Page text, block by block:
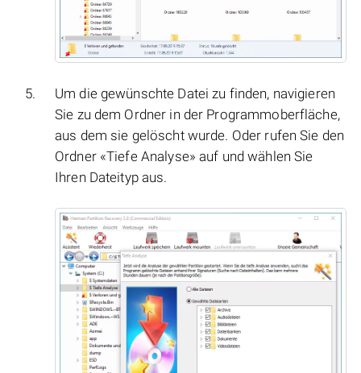
Um die gewünschte Datei zu finden, navigieren
Sie zu dem Ordner in der Programmoberfläche,
aus dem sie gelöscht wurde. Oder rufen Sie den
Ordner «Tiefe Analyse» auf und wählen Sie
Ihren Dateityp aus.